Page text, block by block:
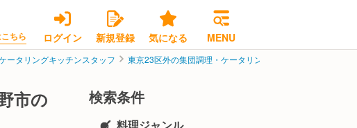
ちら ログイン 新規登録 気になる MENU
ータリングキッチンスタッフ 東京23区外の集団調理・ケータリングキッチンスタッフ
市の 検索条件